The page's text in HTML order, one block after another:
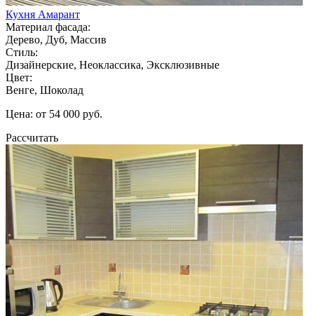
Кухня Амарант
Материал фасада:
Дерево, Дуб, Массив
Стиль:
Дизайнерские, Неоклассика, Эксклюзивные
Цвет:
Венге, Шоколад
Цена: от 54 000 руб.
Рассчитать